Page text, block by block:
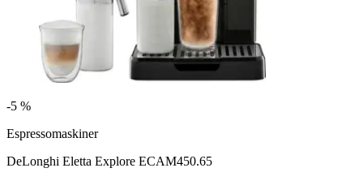
-5 %
Espressomaskiner
DeLonghi Eletta Explore ECAM450.65